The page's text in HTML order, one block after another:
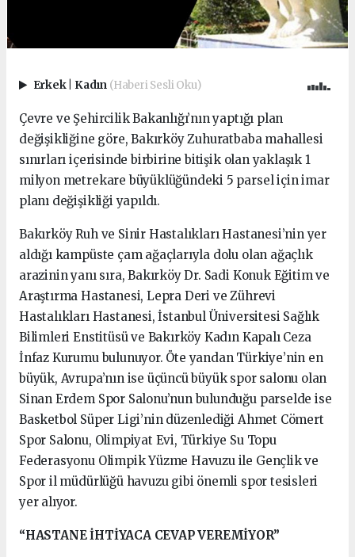
Erkek Kadın (Haberi Sesli Oku)
Çevre ve Şehircilik Bakanlığı’nın yaptığı plan
değişikliğine göre, Bakırköy Zuhuratbaba mahallesi
sınırları içerisinde birbirine bitişik olan yaklaşık 1
milyon metrekare büyüklüğündeki 5 parsel için imar
planı değişikliği yapıldı.
Bakırköy Ruh ve Sinir Hastalıkları Hastanesi’nin yer
aldığı kampüste çam ağaçlarıyla dolu olan ağaçlık
arazinin yanı sıra, Bakırköy Dr. Sadi Konuk Eğitim ve
Araştırma Hastanesi, Lepra Deri ve Zührevi
Hastalıkları Hastanesi, İstanbul Üniversitesi Sağlık
Bilimleri Enstitüsü ve Bakırköy Kadın Kapalı Ceza
İnfaz Kurumu bulunuyor. Öte yandan Türkiye’nin en
büyük, Avrupa’nın ise üçüncü büyük spor salonu olan
Sinan Erdem Spor Salonu’nun bulunduğu parselde ise
Basketbol Süper Ligi’nin düzenlediği Ahmet Cömert
Spor Salonu, Olimpiyat Evi, Türkiye Su Topu
Federasyonu Olimpik Yüzme Havuzu ile Gençlik ve
Spor il müdürlüğü havuzu gibi önemli spor tesisleri
yer alıyor.
“HASTANE İHTİYACA CEVAP VEREMİYOR”